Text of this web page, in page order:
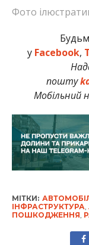
Фото
у Facebook,
пошту
Мобільний
МІТКИ:
ІНФРАСТРУКТУРА
ПОШКОДЖЕННЯ